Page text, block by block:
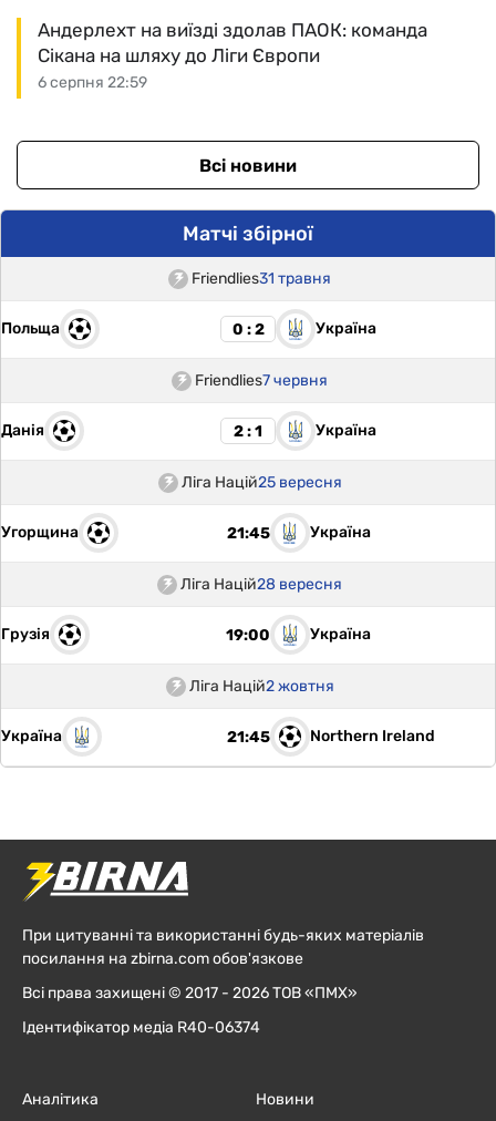
6 серпня 22:59
Андерлехт на виїзді здолав ПАОК: команда
Сікана на шляху до Ліги Європи
Всі новини
Матчі збірної
Friendlies31 травня
Польща 0 : 2 Україна
Friendlies7 червня
Данія 2 : 1 Україна
Ліга Націй25 вересня
Угорщина 21:45 Україна
Ліга Націй28 вересня
Грузія 19:00 Україна
Ліга Націй2 жовтня
Україна 21:45 Northern Ireland
При цитуванні та використанні будь-яких матеріалів
посилання на zbirna.com обов'язкове
Всі права захищені © 2017 - 2026 ТОВ «ПМХ»
Ідентифікатор медіа R40-06374
Аналітика
Новини